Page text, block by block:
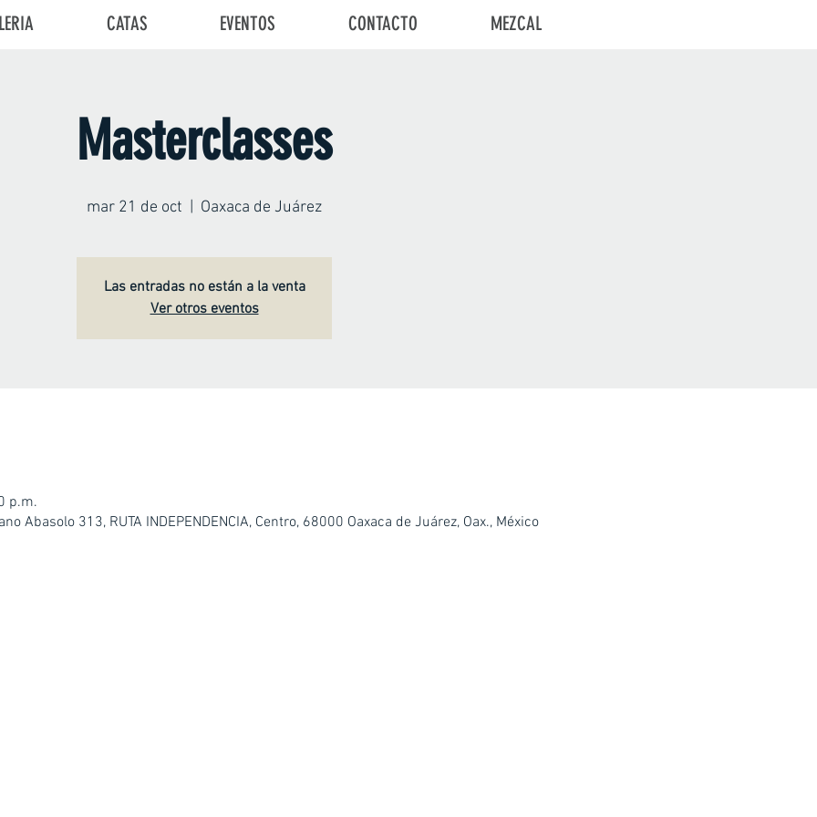
CATAS EVENTOS CONTACTO MEZCAL
Masterclasses
mar 21 de oct Oaxaca de Juárez
Las entradas no están a la venta
Ver otros eventos
p.m.
Abasolo 313, RUTA INDEPENDENCIA, Centro, 68000 Oaxaca de Juárez, Oax., México